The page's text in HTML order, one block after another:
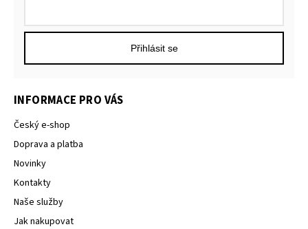
INFORMACE PRO VÁS
Český e-shop
Doprava a platba
Novinky
Kontakty
Naše služby
Jak nakupovat
Přihlásit se